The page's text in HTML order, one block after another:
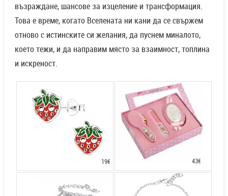
възраждане, шансове за изцеление и трансформация.
Това е време, когато Вселената ни кани да се свържем
отново с истинските си желания, да пуснем миналото,
което тежи, и да направим място за взаимност, топлина
и искреност.
19€ 43€